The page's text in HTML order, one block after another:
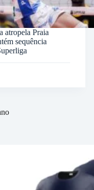
atropela Praia
sequência